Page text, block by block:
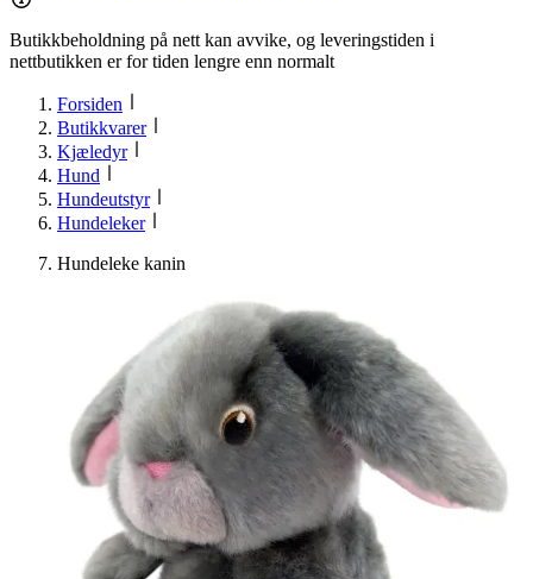
Butikkbeholdning på nett kan avvike, og leveringstiden i
nettbutikken er for tiden lengre enn normalt
Forsiden
Butikkvarer
Kjæledyr
Hund
Hundeutstyr
Hundeleker
Hundeleke kanin